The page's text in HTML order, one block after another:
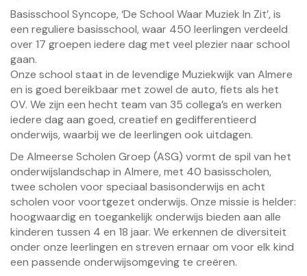
Basisschool Syncope, ‘De School Waar Muziek In Zit’, is
een reguliere basisschool, waar 450 leerlingen verdeeld
over 17 groepen iedere dag met veel plezier naar school
gaan.
Onze school staat in de levendige Muziekwijk van Almere
en is goed bereikbaar met zowel de auto, fiets als het
OV. We zijn een hecht team van 35 collega’s en werken
iedere dag aan goed, creatief en gedifferentieerd
onderwijs, waarbij we de leerlingen ook uitdagen.
De Almeerse Scholen Groep (ASG) vormt de spil van het
onderwijslandschap in Almere, met 40 basisscholen,
twee scholen voor speciaal basisonderwijs en acht
scholen voor voortgezet onderwijs. Onze missie is helder:
hoogwaardig en toegankelijk onderwijs bieden aan alle
kinderen tussen 4 en 18 jaar. We erkennen de diversiteit
onder onze leerlingen en streven ernaar om voor elk kind
een passende onderwijsomgeving te creëren.